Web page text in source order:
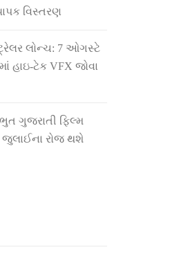
વિસ્તરણ
ટ્રેલર લોન્ચ: 7 ઓગસ્ટે
હાઇ-ટેક VFX જોવા
ગુજરાતી ફિલ્મ
જુલાઈના રોજ થશે